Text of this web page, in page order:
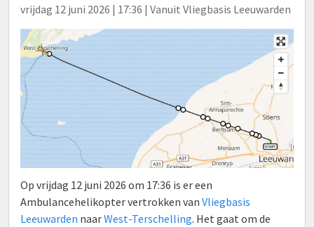
vrijdag 12 juni 2026 | 17:36 | Vanuit Vliegbasis Leeuwarden
Op vrijdag 12 juni 2026 om 17:36 is er een
Ambulancehelikopter vertrokken van Vliegbasis
Leeuwarden naarWest-Terschelling. Het gaat om de